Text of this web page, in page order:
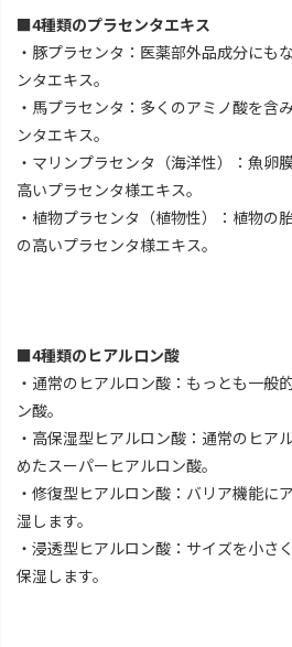
■4種類のプラセンタエキス
・豚プラセンタ：医薬部外品成分にも
ンタエキス。
・馬プラセンタ：多くのアミノ酸を含
ンタエキス。
・マリンプラセンタ（海洋性）：魚卵
高いプラセンタ様エキス。
・植物プラセンタ（植物性）：植物の
の高いプラセンタ様エキス。
■4種類のヒアルロン酸
・通常のヒアルロン酸：もっとも一般
ン酸。
・高保湿型ヒアルロン酸：通常のヒア
めたスーパーヒアルロン酸。
・修復型ヒアルロン酸：バリア機能に
湿します。
・浸透型ヒアルロン酸：サイズを小さ
保湿します。